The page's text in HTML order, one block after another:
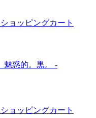
ショッピングカート
ショッピングカート